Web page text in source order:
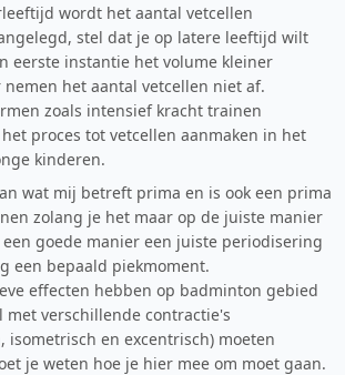
wordt het aantal vetcellen
stel dat je op latere leeftijd wilt
eerste instantie het volume kleiner
het aantal vetcellen niet af.
zoals intensief kracht trainen
proces tot vetcellen aanmaken in het
kinderen.
wat mij betreft prima en is ook een prima
zolang je het maar op de juiste manier
goede manier een juiste periodisering
een bepaald piekmoment.
effecten hebben op badminton gebied
met verschillende contractie's
isometrisch en excentrisch) moeten
je weten hoe je hier mee om moet gaan.